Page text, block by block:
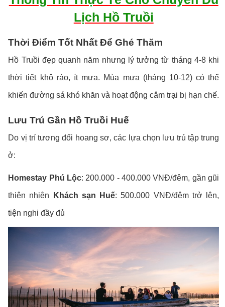
Lịch Hồ Truồi
Thời Điểm Tốt Nhất Để Ghé Thăm
Hồ Truồi đẹp quanh năm nhưng lý tưởng từ tháng 4-8 khi
thời tiết khô ráo, ít mưa. Mùa mưa (tháng 10-12) có thể
khiến đường sá khó khăn và hoạt động cắm trại bị hạn chế.
Lưu Trú Gần Hồ Truồi Huế
Do vị trí tương đối hoang sơ, các lựa chọn lưu trú tập trung
ở:
Homestay Phú Lộc: 200.000 - 400.000 VNĐ/đêm, gần gũi
thiên nhiên Khách sạn Huế: 500.000 VNĐ/đêm trở lên,
tiện nghi đầy đủ